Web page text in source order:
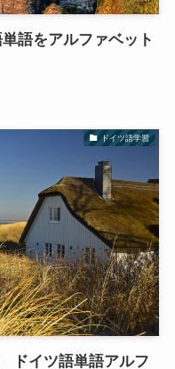
語をアルファベット
ドイツ語学習
ドイツ語単語アルフ